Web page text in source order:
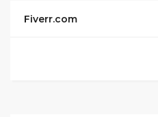
Fiverr.com